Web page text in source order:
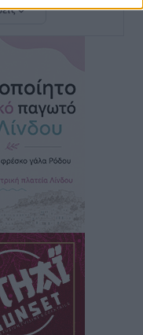
H Hotels –
στο
με μητέρα και
σαν ταινία
της Χαρούλας
που οδήγησαν στο
21 Αυγούστου